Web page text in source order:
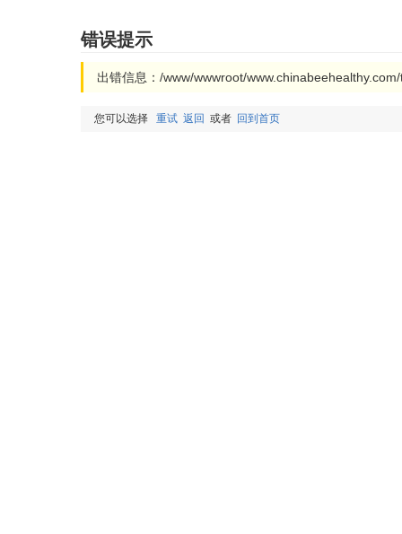
错误提示
出错信息：/www/wwwroot/
您可以选择 重试 返回 或者 回到首页